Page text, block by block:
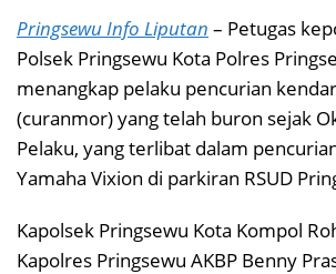
Pringsewu Info Liputan – Petugas
Polsek Pringsewu Kota Polres
menangkap pelaku pencurian
(curanmor) yang telah buron sejak
Pelaku, yang terlibat dalam
Yamaha Vixion di parkiran RSUD
Kapolsek Pringsewu Kota Kompol
Kapolres Pringsewu AKBP Benny